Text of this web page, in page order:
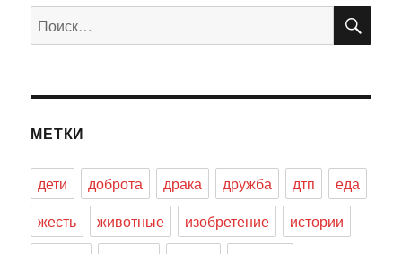
Искать:
МЕТКИ
дети доброта драка дружба дтп
еда
жесть
животные изобретение
истории